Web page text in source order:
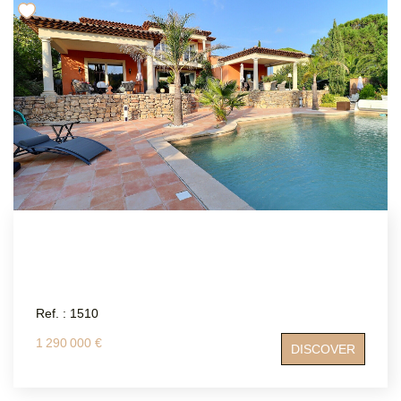
94 83 19 96 / Email: contact@atriumsud.fr Information on
the risks to which this property is exposed is available on
the Géorisques website: www.georisques.gouv.fr
Ref. : 1510
1 290 000 € DISCOVER